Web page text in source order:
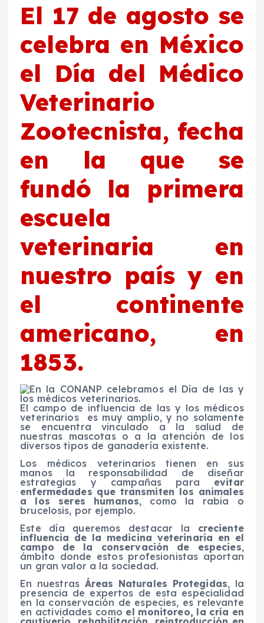
El 17 de agosto se
celebra en México
el Día del Médico
Veterinario
Zootecnista, fecha
en la que se
fundó la primera
escuela
veterinaria en
nuestro país y en
el continente
americano, en
1853.
El campo de influencia de las y los médicos
veterinarios es muy amplio, y no solamente
se encuentra vinculado a la salud de
nuestras mascotas o a la atención de los
diversos tipos de ganadería existente.
Los médicos veterinarios tienen en sus
manos la responsabilidad de diseñar
estrategias y campañas para evitar
enfermedades que transmiten los animales
a los seres humanos, como la rabia o
brucelosis, por ejemplo.
Este día queremos destacar la creciente
influencia de la medicina veterinaria en el
campo de la conservación de especies,
ámbito donde estos profesionistas aportan
un gran valor a la sociedad.
En nuestras Áreas Naturales Protegidas, la
presencia de expertos de esta especialidad
en la conservación de especies, es relevante
en actividades como el monitoreo, la cría en